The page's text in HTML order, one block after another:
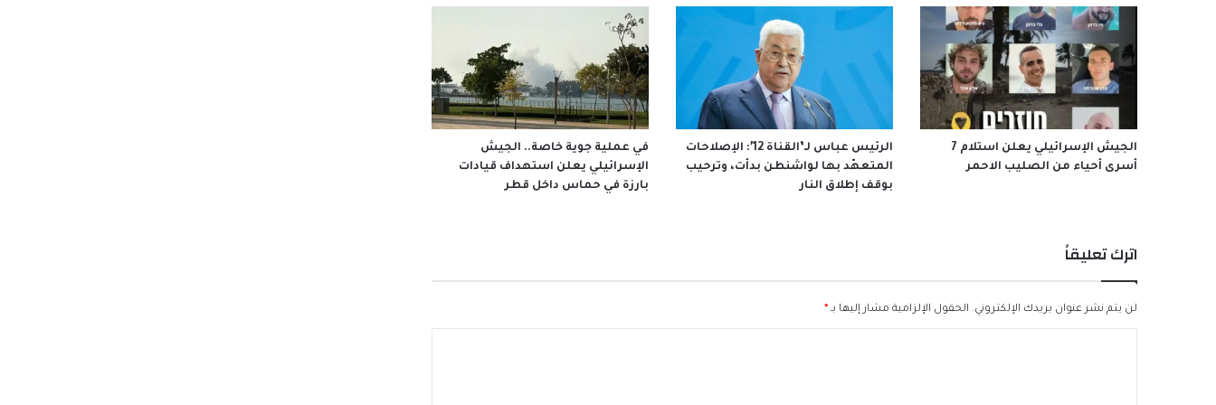
الجيش الإسرائيلي يعلن استلام 7
أسرى أحياء من الصليب الاحمر
الرئيس عباس لـ’القناة 12′: الإصلاحات
المتعهّد بها لواشنطن بدأت، وترحيب
بوقف إطلاق النار
في عملية جوية خاصة.. الجيش
الإسرائيلي يعلن استهداف قيادات
بارزة في حماس داخل قطر
اترك تعليقاً
لن يتم نشر عنوان بريدك الإلكتروني. الحقول الإلزامية مشار إليها بـ *